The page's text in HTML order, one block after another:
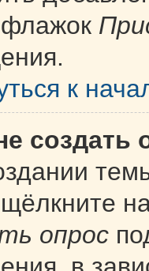
к
создать
опрос